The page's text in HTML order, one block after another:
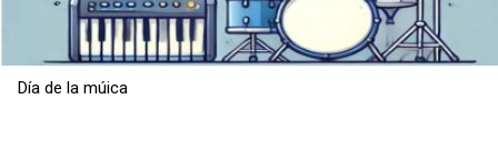
Día de la múica